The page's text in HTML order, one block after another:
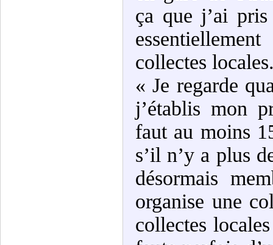
ça que j’ai
collectes
« Je regarde
j’établis mon
faut au moins
s’il n’y a plus
désormais
organise une
collectes